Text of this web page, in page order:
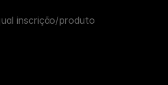
inscrição/produto